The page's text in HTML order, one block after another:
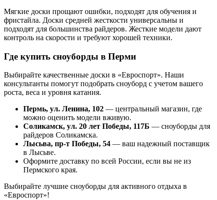
Мягкие доски прощают ошибки, подходят для обучения и
фристайла. Доски средней жесткости универсальны и
подходят для большинства райдеров. Жесткие модели дают
контроль на скорости и требуют хорошей техники.
Где купить сноуборды в Перми
Выбирайте качественные доски в «Евроспорт». Наши
консультанты помогут подобрать сноуборд с учетом вашего
роста, веса и уровня катания.
Пермь, ул. Ленина, 102 — центральный магазин, где
можно оценить модели вживую.
Соликамск, ул. 20 лет Победы, 117Б — сноуборды для
райдеров Соликамска.
Лысьва, пр-т Победы, 54 — ваш надежный поставщик
в Лысьве.
Оформите доставку по всей России, если вы не из
Пермского края.
Выбирайте лучшие сноуборды для активного отдыха в
«Евроспорт»!